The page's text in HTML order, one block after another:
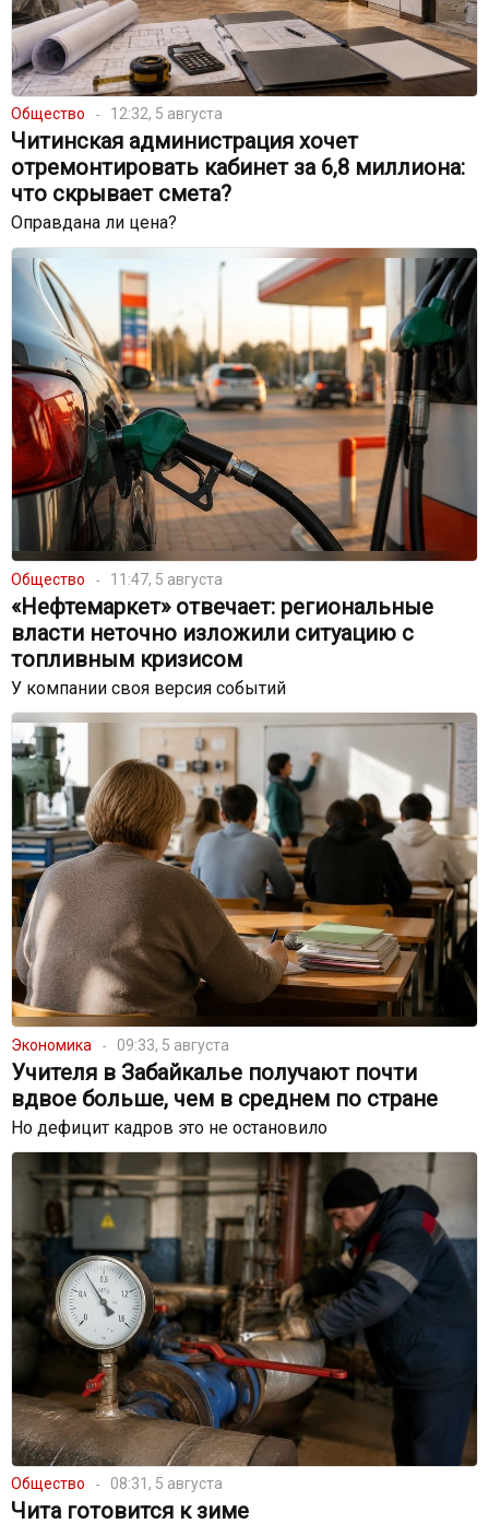
Общество 12:32, 5 августа
Читинская администрация хочет
отремонтировать кабинет за 6,8 миллиона:
что скрывает смета?
Оправдана ли цена?
Общество 11:47, 5 августа
«Нефтемаркет» отвечает: региональные
власти неточно изложили ситуацию с
топливным кризисом
У компании своя версия событий
Экономика 09:33, 5 августа
Учителя в Забайкалье получают почти
вдвое больше, чем в среднем по стране
Но дефицит кадров это не остановило
Общество 08:31, 5 августа
Чита готовится к зиме